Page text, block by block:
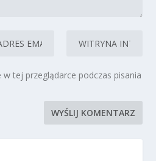
tej przeglądarce podczas pisania